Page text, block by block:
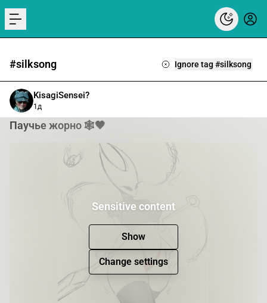
menu
#silksong Ignore tag #silksong
KisagiSensei?
1д
Паучье жорно 🕸🖤
Sensitive content
Show
Change settings